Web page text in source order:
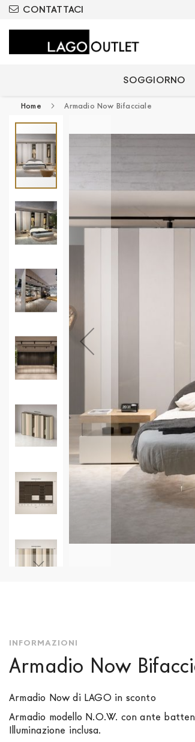
CONTATTACI
CERTIFICATI
SOGGIORNO
Home Armadio Now Bifacciale
Vai
alla
fine
della
galleria
INFORMAZIONI
Armadio Now
Armadio Now di LAGO in sconto
Armadio modello N.O.W. con ante
Illuminazione inclusa.